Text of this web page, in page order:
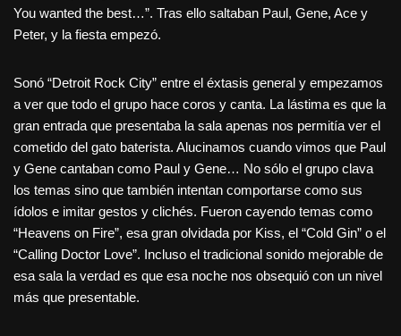
You wanted the best…”. Tras ello saltaban Paul, Gene, Ace y
Peter, y la fiesta empezó.
Sonó “Detroit Rock City” entre el éxtasis general y empezamos
a ver que todo el grupo hace coros y canta. La lástima es que la
gran entrada que presentaba la sala apenas nos permitía ver el
cometido del gato baterista. Alucinamos cuando vimos que Paul
y Gene cantaban como Paul y Gene… No sólo el grupo clava
los temas sino que también intentan comportarse como sus
ídolos e imitar gestos y clichés. Fueron cayendo temas como
“Heavens on Fire”, esa gran olvidada por Kiss, el “Cold Gin” o el
“Calling Doctor Love”. Incluso el tradicional sonido mejorable de
esa sala la verdad es que esa noche nos obsequió con un nivel
más que presentable.